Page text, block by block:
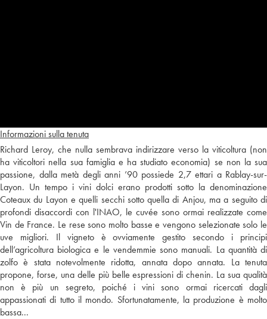
Informazioni sulla tenuta
Richard Leroy, che nulla sembrava indirizzare verso la viticoltura (non
ha viticoltori nella sua famiglia e ha studiato economia) se non la sua
passione, dalla metà degli anni ’90 possiede 2,7 ettari a Rablay-sur-
Layon. Un tempo i vini dolci erano prodotti sotto la denominazione
Coteaux du Layon e quelli secchi sotto quella di Anjou, ma a seguito di
profondi disaccordi con l'INAO, le cuvée sono ormai realizzate come
Vin de France. Le rese sono molto basse e vengono selezionate solo le
uve migliori. Il vigneto è ovviamente gestito secondo i principi
dell’agricoltura biologica e le vendemmie sono manuali. La quantità di
zolfo è stata notevolmente ridotta, annata dopo annata. La tenuta
propone, forse, una delle più belle espressioni di chenin. La sua qualità
non è più un segreto, poiché i vini sono ormai ricercati dagli
appassionati di tutto il mondo. Sfortunatamente, la produzione è molto
bassa...